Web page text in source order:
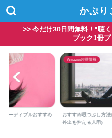
かぷり
>> 今だけ30日間無料！"聴
ブック1冊プ
オーディブルおすすめ
Amazonお得情報
おすすめ暇つぶし方
外出を控える人用)